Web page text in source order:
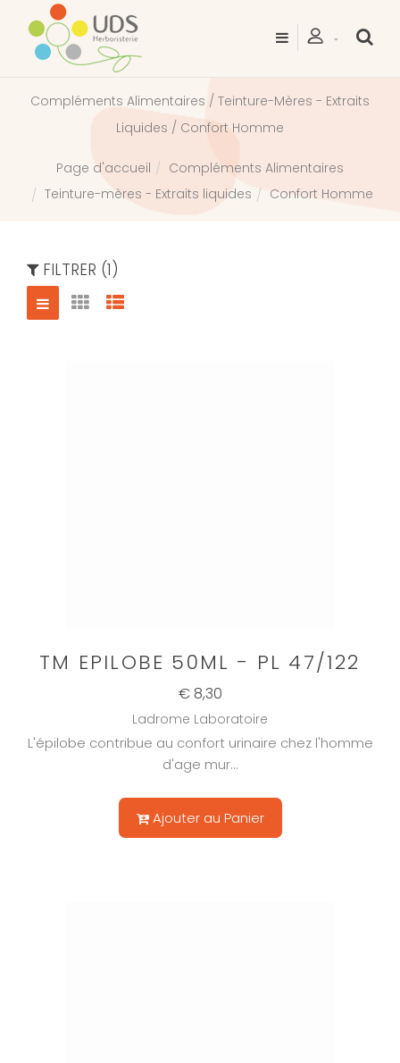
Compléments Alimentaires / Teinture-Mères - Extraits
Liquides / Confort Homme
Page d'accueil
Compléments Alimentaires
Teinture-mères - Extraits liquides
Confort Homme
FILTRER (1)
TM EPILOBE 50ML - PL 47/122
€ 8,30
Ladrome Laboratoire
L'épilobe contribue au confort urinaire chez l'homme
d'age mur...
Ajouter au Panier